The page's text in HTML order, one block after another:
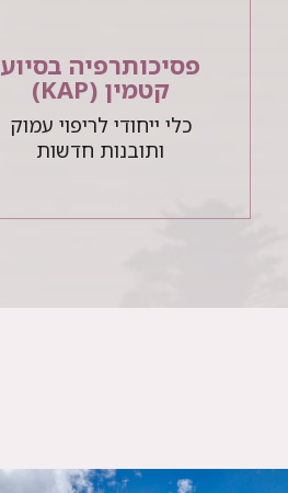
פסיכותרפיה בסיוע
קטמין (KAP)
כלי ייחודי לריפוי עמוק
ותובנות חדשות